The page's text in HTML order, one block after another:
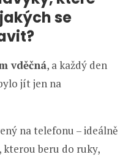
se
vděčná, a každý den
jít jen na
na telefonu – ideálně
kterou beru do ruky,